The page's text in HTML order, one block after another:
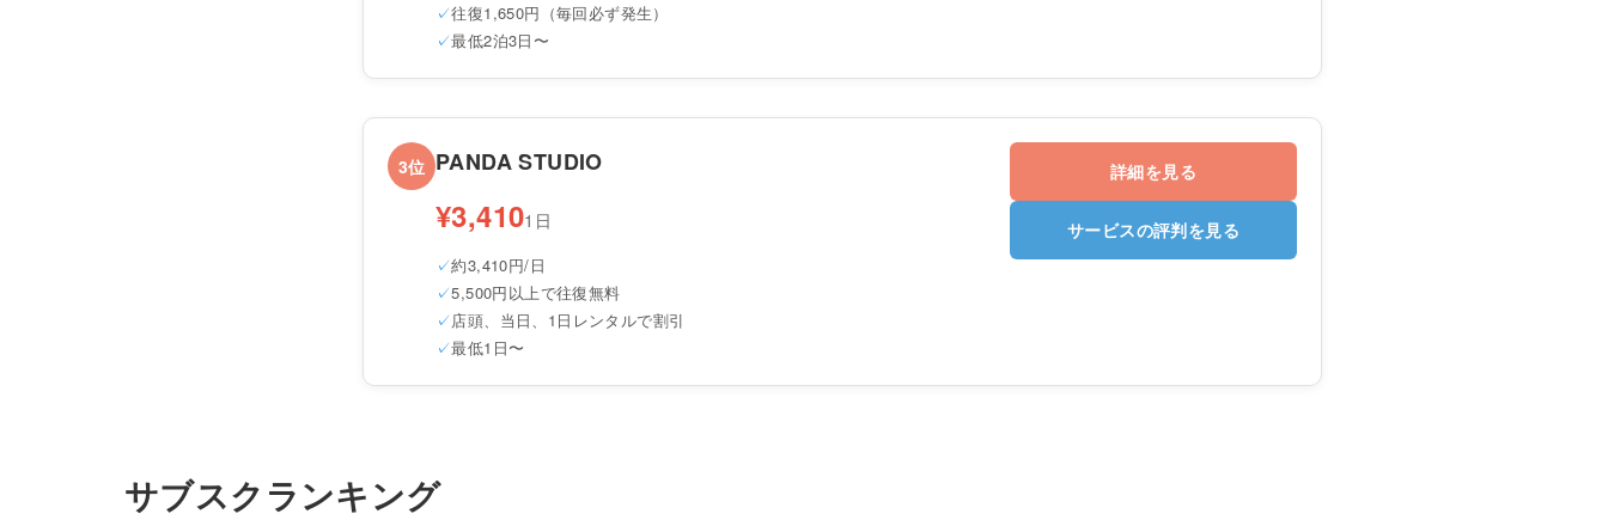
往復1,650円（毎回必ず発生）
最低2泊3日〜
3位 PANDA STUDIO
¥3,4101日
約3,410円/日
5,500円以上で往復無料
店頭、当日、1日レンタルで割引
最低1日〜
詳細を見る
サービスの評判を見る
サブスクランキング